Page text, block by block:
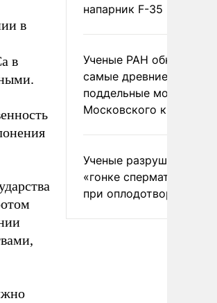
в
в
напарник F-35
Ученые РАН
самые древние
поддельные монеты
Московского
Ученые разрушили миф
«гонке
при оплодотворении